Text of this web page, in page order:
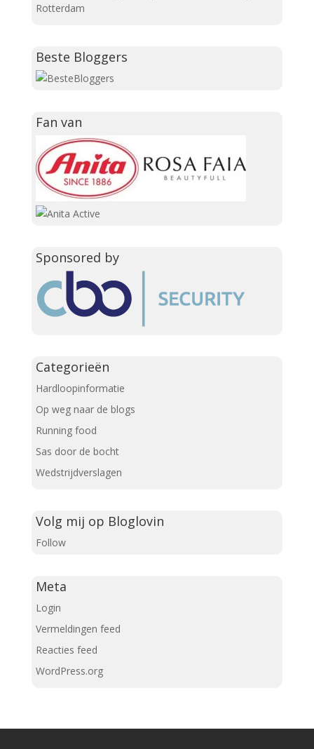
Rotterdam
Beste Bloggers
Fan van
Sponsored by
Categorieën
Hardloopinformatie
Op weg naar de blogs
Running food
Sas door de bocht
Wedstrijdverslagen
Volg mij op Bloglovin
Follow
Meta
Login
Vermeldingen feed
Reacties feed
WordPress.org